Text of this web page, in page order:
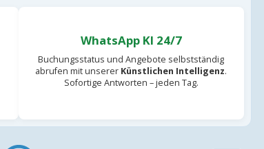
WhatsApp KI 24/7
Buchungsstatus und Angebote selbstständig
abrufen mit unserer Künstlichen Intelligenz.
Sofortige Antworten – jeden Tag.